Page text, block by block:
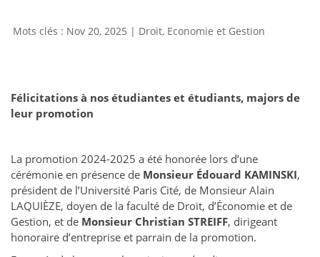
Nov 20, 2025 | Droit, Economie et Gestion
Félicitations à nos étudiantes et étudiants, majors de
leur promotion
La promotion 2024-2025 a été honorée lors d’une
cérémonie en présence de Monsieur Édouard KAMINSKI,
président de l’Université Paris Cité, de Monsieur Alain
LAQUIÈZE, doyen de la faculté de Droit, d’Économie et de
Gestion, et de Monsieur Christian STREIFF, dirigeant
honoraire d’entreprise et parrain de la promotion.